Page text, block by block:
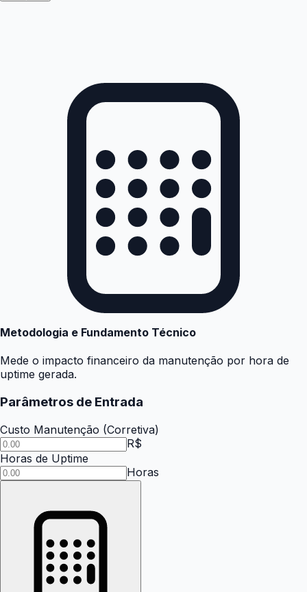
Metodologia e Fundamento Técnico
Mede o impacto financeiro da manutenção por hora de
uptime gerada.
Parâmetros de Entrada
Custo Manutenção (Corretiva)
R$
Horas de Uptime
Horas